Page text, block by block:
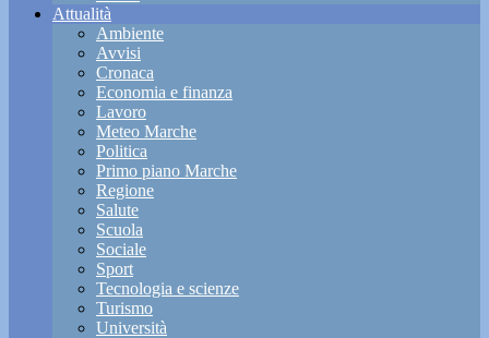
Attualità
Ambiente
Avvisi
Cronaca
Economia e finanza
Lavoro
Meteo Marche
Politica
Primo piano Marche
Regione
Salute
Scuola
Sociale
Sport
Tecnologia e scienze
Turismo
Università